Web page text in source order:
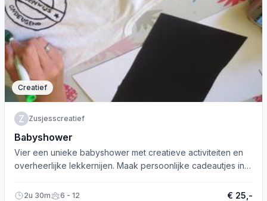
Creatief
Z Zusjesscreatief
Babyshower
Vier een unieke babyshower met creatieve activiteiten en
overheerlijke lekkernijen. Maak persoonlijke cadeautjes in
2u 30m 6 - 12 € 25,-